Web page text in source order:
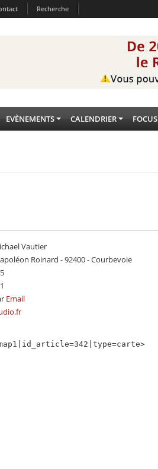
Recherche
EVÈNEMENTS CALENDRIER FOCUS
Vautier
Roinard - 92400 - Courbevoie
Email